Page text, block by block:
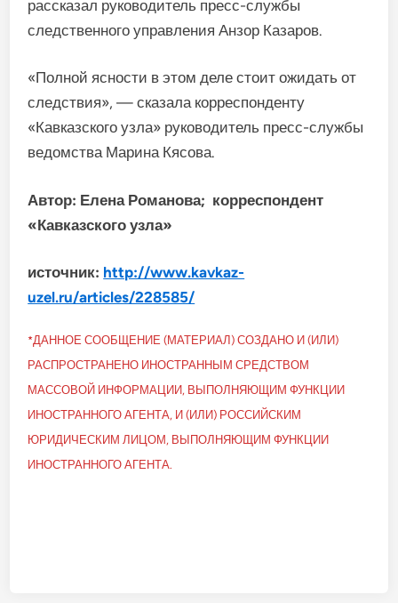
рассказал руководитель пресс-службы
следственного управления Анзор Казаров.
«Полной ясности в этом деле стоит ожидать от
следствия», — сказала корреспонденту
«Кавказского узла» руководитель пресс-службы
ведомства Марина Кясова.
Автор: Елена Романова; корреспондент
«Кавказского узла»
источник: http://www.kavkaz-
uzel.ru/articles/228585/
*ДАННОЕ СООБЩЕНИЕ (МАТЕРИАЛ) СОЗДАНО И (ИЛИ)
РАСПРОСТРАНЕНО ИНОСТРАННЫМ СРЕДСТВОМ
МАССОВОЙ ИНФОРМАЦИИ, ВЫПОЛНЯЮЩИМ ФУНКЦИИ
ИНОСТРАННОГО АГЕНТА, И (ИЛИ) РОССИЙСКИМ
ЮРИДИЧЕСКИМ ЛИЦОМ, ВЫПОЛНЯЮЩИМ ФУНКЦИИ
ИНОСТРАННОГО АГЕНТА.